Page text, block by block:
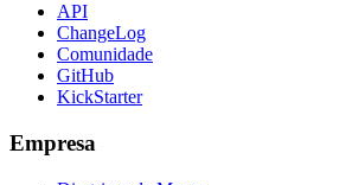
API
ChangeLog
Comunidade
GitHub
KickStarter
Empresa